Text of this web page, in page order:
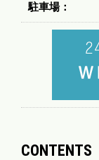
駐車場：
CONTENTS